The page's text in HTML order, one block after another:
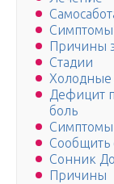
Симптомы
Причины
Стадии
Дефицит
боль
Симптомы
Сообщить
Сонник
Причины